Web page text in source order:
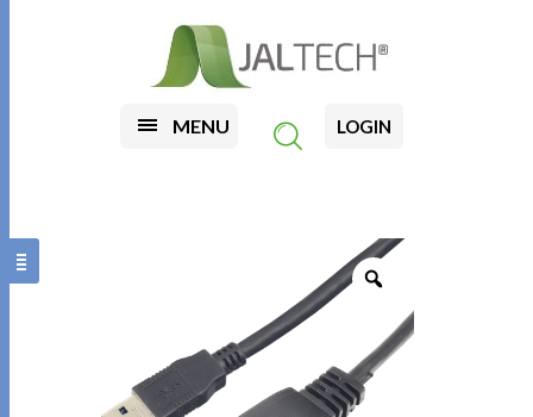
MENU LOGIN